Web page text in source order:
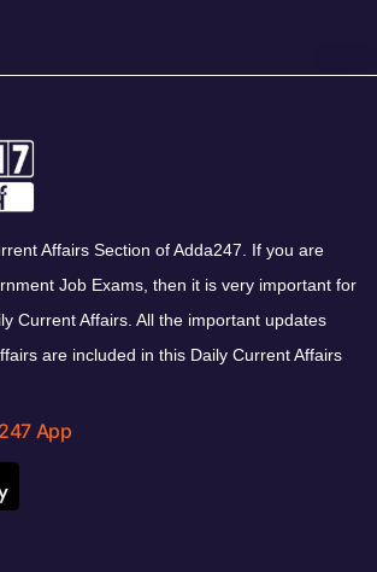
Affairs Section of Adda247. If you are
Job Exams, then it is very important for
Current Affairs. All the important updates
are included in this Daily Current Affairs
App